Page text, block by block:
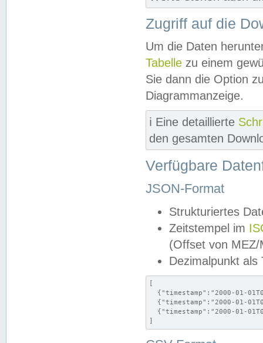
Zugriff auf die
Um die Daten
Tabelle zu einem
Sie dann die Option
Diagrammanzeige.
ℹ️ Eine detaillierte
den gesamten
Verfügbare
JSON-Format
Strukturiertes
Zeitstempel im
(Offset von MEZ/
Dezimalpunkt als
[
{"timestamp":"2000-01-
{"timestamp":"2000-01-
{"timestamp":"2000-01-
]